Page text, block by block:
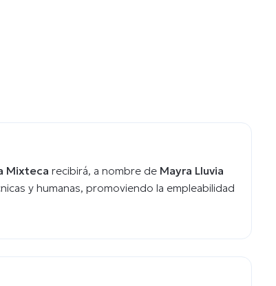
Mixteca recibirá, a nombre de Mayra Lluvia
y humanas, promoviendo la empleabilidad